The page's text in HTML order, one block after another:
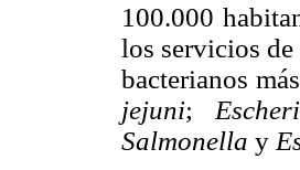
100.000
los servicios
bacterianos
jejuni;
Salmonella y